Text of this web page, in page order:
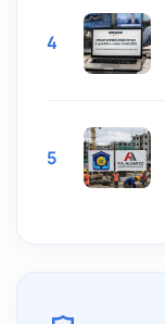
4
5